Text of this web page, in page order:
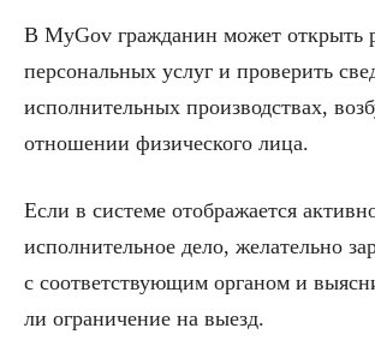
В MyGov гражданин может открыть
персональных услуг и проверить
исполнительных производствах,
отношении физического лица.
Если в системе отображается
исполнительное дело, желательно
с соответствующим органом и
ли ограничение на выезд.